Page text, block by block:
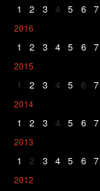
1 2 3 4 5 6 7
2016
1 2 3 4 5 6 7
2015
1 2 3 4 5 6 7
2014
1 2 3 4 5 6 7
2013
1 2 3 4 5 6 7
2012